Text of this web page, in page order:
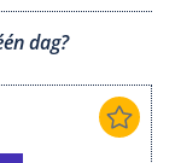
dag?